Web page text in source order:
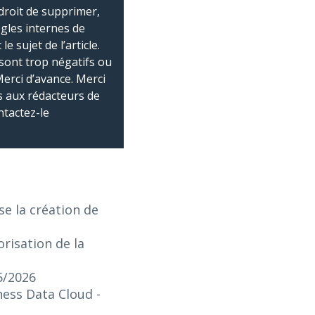
de supprimer,
internes de
sujet de l’article.
trop négatifs ou
d’avance. Merci
rédacteurs de
le
la création de
de la
2026
Data Cloud -